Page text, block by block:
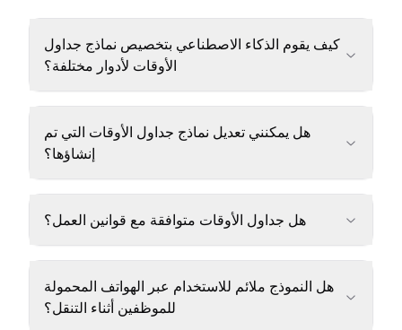
كيف يقوم الذكاء الاصطناعي بتخصيص نماذج جداول
الأوقات لأدوار مختلفة؟
هل يمكنني تعديل نماذج جداول الأوقات التي تم
إنشاؤها؟
هل جداول الأوقات متوافقة مع قوانين العمل؟
هل النموذج ملائم للاستخدام عبر الهواتف المحمولة
للموظفين أثناء التنقل؟